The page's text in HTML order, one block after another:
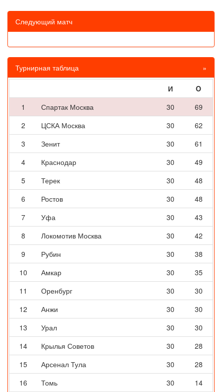
Следующий матч
Турнирная таблица »
И
O
1
Спартак Москва 30
69
2
ЦСКА Москва 30
62
3
Зенит 30
61
4
Краснодар 30
49
5
Терек 30
48
6
Ростов 30
48
7
Уфа 30
43
8
Локомотив Москва 30
42
9
Рубин 30
38
10
Амкар 30
35
11
Оренбург 30
30
12
Анжи 30
30
13
Урал 30
30
14
Крылья Советов 30
28
15
Арсенал Тула 30
28
16
Томь 30 14